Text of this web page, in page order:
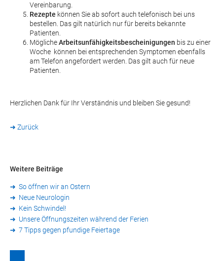
Vereinbarung.
Rezepte können Sie ab sofort auch telefonisch bei uns
bestellen. Das gilt natürlich nur für bereits bekannte
Patienten.
MöglicheArbeitsunfähigkeitsbescheinigungen bis zu einer
Woche können bei entsprechenden Symptomen ebenfalls
am Telefon angefordert werden. Das gilt auch für neue
Patienten.
Herzlichen Dank für Ihr Verständnis und bleiben Sie gesund!
➜ Zurück
Weitere Beiträge
So öffnen wir an Ostern
Neue Neurologin
Kein Schwindel!
Unsere Öffnungszeiten während der Ferien
7 Tipps gegen pfundige Feiertage